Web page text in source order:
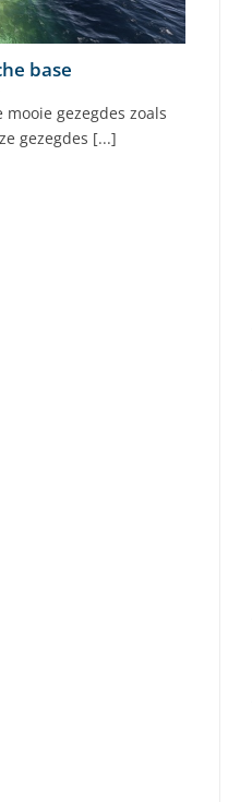
base
gezegdes zoals
gezegdes [...]